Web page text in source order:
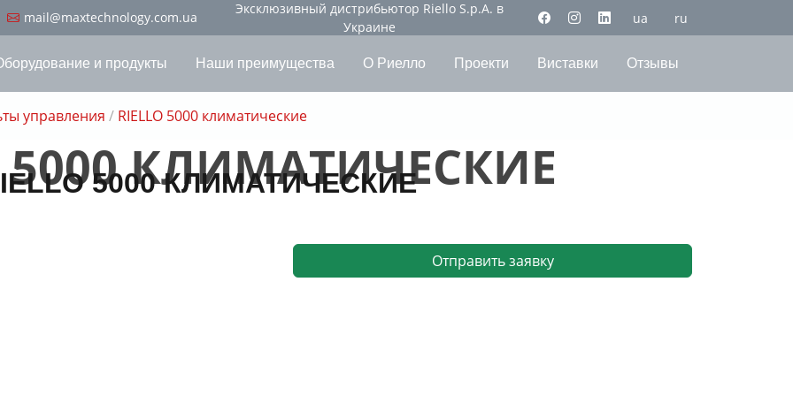
mail@maxtechnology.com.ua
Эксклюзивный дистрибьютор Riello S.p.A. в
Украине
ua ru
и продукты Наши преимущества О Риелло Проекти Виставки Отзывы
управления / RIELLO 5000 климатические
5000 КЛИМАТИЧЕСКИЕ
5000 КЛИМАТИЧЕСКИЕ
Отправить заявку